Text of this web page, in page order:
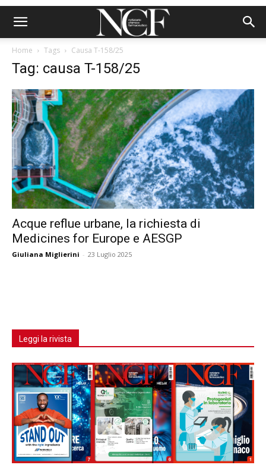
Home Tags Causa T-158/25
Tag: causa T-158/25
Acque reflue urbane, la richiesta di
Medicines for Europe e AESGP
Giuliana Miglierini - 23 Luglio 2025
Leggi la rivista